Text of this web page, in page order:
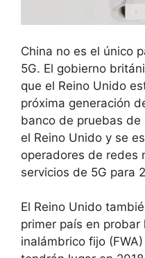
China no es el único
5G. El gobierno
que el Reino Unido
próxima generación
banco de pruebas de
el Reino Unido y se
operadores de redes
servicios de 5G para
El Reino Unido
primer país en
inalámbrico fijo